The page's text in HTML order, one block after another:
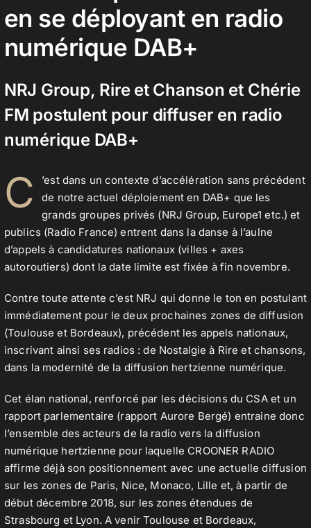
Contact
en se déployant en radio
numérique DAB+
NRJ Group, Rire et Chanson et Chérie
FM postulent pour diffuser en radio
numérique DAB+
C
’est dans un contexte d’accélération sans précédent
de notre actuel déploiement en DAB+ que les
grands groupes privés (NRJ Group, Europe1 etc.) et
publics (Radio France) entrent dans la danse à l’aulne
d’appels à candidatures nationaux (villes + axes
autoroutiers) dont la date limite est fixée à fin novembre.
Contre toute attente c’est NRJ qui donne le ton en postulant
immédiatement pour le deux prochaines zones de diffusion
(Toulouse et Bordeaux), précédent les appels nationaux,
inscrivant ainsi ses radios : de Nostalgie à Rire et chansons,
dans la modernité de la diffusion hertzienne numérique.
Cet élan national, renforcé par les décisions du CSA et un
rapport parlementaire (rapport Aurore Bergé) entraine donc
l’ensemble des acteurs de la radio vers la diffusion
numérique hertzienne pour laquelle CROONER RADIO
affirme déjà son positionnement avec une actuelle diffusion
sur les zones de Paris, Nice, Monaco, Lille et, à partir de
début décembre 2018, sur les zones étendues de
Strasbourg et Lyon. A venir Toulouse et Bordeaux,